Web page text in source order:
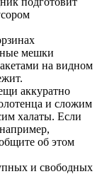
мешки
на видном
аккуратно
и сложим
халаты. Если
об этом
и свободных